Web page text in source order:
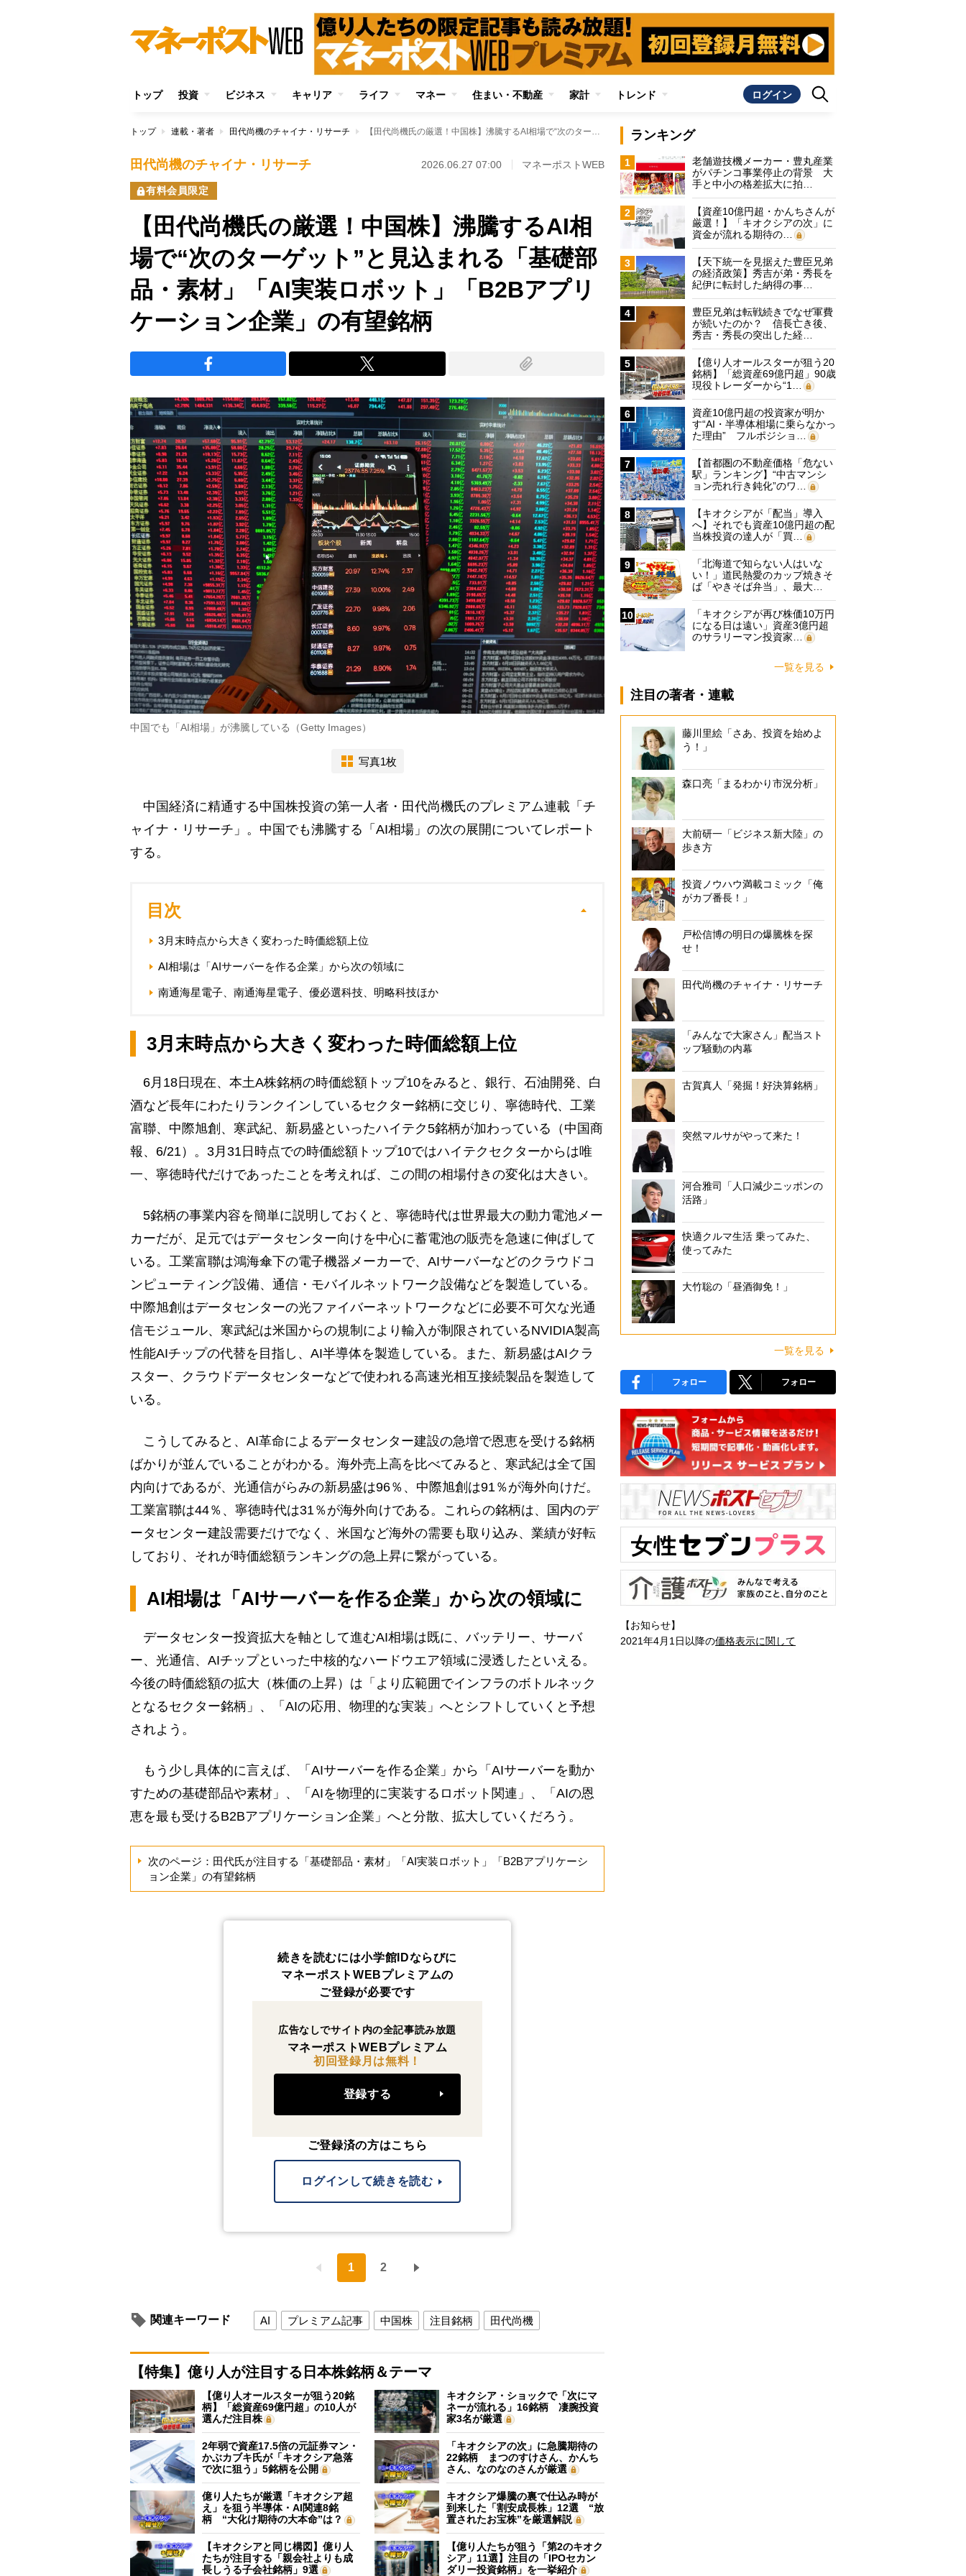
トップ 投資 ビジネス キャリア ライフ マネー 住まい・不動産 家計 トレンド ログイン
トップ 連載・著者 田代尚機のチャイナ・リサーチ 【田代尚機氏の厳選！中国株】沸騰するAI相場で“次のターゲット”と見込まれる「基礎部品・素材」「AI実装ロボット」「B2Bアプリケーション企業」の有望銘柄
田代尚機のチャイナ・リサーチ 2026.06.27 07:00 マネーポストWEB
有料会員限定
【田代尚機氏の厳選！中国株】沸騰するAI相
場で“次のターゲット”と見込まれる「基礎部
品・素材」「AI実装ロボット」「B2Bアプリ
ケーション企業」の有望銘柄
中国でも「AI相場」が沸騰している（Getty Images）
写真1枚
中国経済に精通する中国株投資の第一人者・田代尚機氏のプレミアム連載「チ
ャイナ・リサーチ」。中国でも沸騰する「AI相場」の次の展開についてレポート
する。
目次
3月末時点から大きく変わった時価総額上位
AI相場は「AIサーバーを作る企業」から次の領域に
南通海星電子、南通海星電子、優必選科技、明略科技ほか
3月末時点から大きく変わった時価総額上位
6月18日現在、本土A株銘柄の時価総額トップ10をみると、銀行、石油開発、白
酒など長年にわたりランクインしているセクター銘柄に交じり、寧徳時代、工業
富聯、中際旭創、寒武紀、新易盛といったハイテク5銘柄が加わっている（中国商
報、6/21）。3月31日時点での時価総額トップ10ではハイテクセクターからは唯
一、寧徳時代だけであったことを考えれば、この間の相場付きの変化は大きい。
5銘柄の事業内容を簡単に説明しておくと、寧徳時代は世界最大の動力電池メー
カーだが、足元ではデータセンター向けを中心に蓄電池の販売を急速に伸ばして
いる。工業富聯は鴻海傘下の電子機器メーカーで、AIサーバーなどのクラウドコ
ンピューティング設備、通信・モバイルネットワーク設備などを製造している。
中際旭創はデータセンターの光ファイバーネットワークなどに必要不可欠な光通
信モジュール、寒武紀は米国からの規制により輸入が制限されているNVIDIA製高
性能AIチップの代替を目指し、AI半導体を製造している。また、新易盛はAIクラ
スター、クラウドデータセンターなどで使われる高速光相互接続製品を製造して
いる。
こうしてみると、AI革命によるデータセンター建設の急増で恩恵を受ける銘柄
ばかりが並んでいることがわかる。海外売上高を比べてみると、寒武紀は全て国
内向けであるが、光通信がらみの新易盛は96％、中際旭創は91％が海外向けだ。
工業富聯は44％、寧徳時代は31％が海外向けである。これらの銘柄は、国内のデ
ータセンター建設需要だけでなく、米国など海外の需要も取り込み、業績が好転
しており、それが時価総額ランキングの急上昇に繋がっている。
AI相場は「AIサーバーを作る企業」から次の領域に
データセンター投資拡大を軸として進むAI相場は既に、バッテリー、サーバ
ー、光通信、AIチップといった中核的なハードウエア領域に浸透したといえる。
今後の時価総額の拡大（株価の上昇）は「より広範囲でインフラのボトルネック
となるセクター銘柄」、「AIの応用、物理的な実装」へとシフトしていくと予想
されよう。
もう少し具体的に言えば、「AIサーバーを作る企業」から「AIサーバーを動か
すための基礎部品や素材」、「AIを物理的に実装するロボット関連」、「AIの恩
恵を最も受けるB2Bアプリケーション企業」へと分散、拡大していくだろう。
次のページ：田代氏が注目する「基礎部品・素材」「AI実装ロボット」「B2Bアプリケーシ
ョン企業」の有望銘柄
続きを読むには小学館IDならびに
マネーポストWEBプレミアムの
ご登録が必要です
広告なしでサイト内の全記事読み放題
マネーポストWEBプレミアム
初回登録月は無料！
登録する
ご登録済の方はこちら
ログインして続きを読む
1 2
関連キーワード AI プレミアム記事 中国株 注目銘柄 田代尚機
【特集】億り人が注目する日本株銘柄＆テーマ
【億り人オールスターが狙う20銘
柄】「総資産69億円超」の10人が
選んだ注目株
キオクシア・ショックで「次にマ
ネーが流れる」16銘柄 凄腕投資
家3名が厳選
2年弱で資産17.5倍の元証券マン・
かぶカブキ氏が「キオクシア急落
で次に狙う」5銘柄を公開
「キオクシアの次」に急騰期待の
22銘柄 まつのすけさん、かんち
さん、なのなのさんが厳選
億り人たちが厳選「キオクシア超
え」を狙う半導体・AI関連8銘
柄 “大化け期待の大本命”は？
キオクシア爆騰の裏で仕込み時が
到来した「割安成長株」12選 “放
置されたお宝株”を厳選解説
【キオクシアと同じ構図】億り人
たちが注目する「親会社よりも成
長しうる子会社銘柄」9選
【億り人たちが狙う「第2のキオク
シア」11選】注目の「IPOセカン
ダリー投資銘柄」を一挙紹介
ランキング
1
老舗遊技機メーカー・豊丸産業
がパチンコ事業停止の背景 大
手と中小の格差拡大に拍…
2
【資産10億円超・かんちさんが
厳選！】「キオクシアの次」に
資金が流れる期待の…
3
【天下統一を見据えた豊臣兄弟
の経済政策】秀吉が弟・秀長を
紀伊に転封した納得の事…
4
豊臣兄弟は転戦続きでなぜ軍費
が続いたのか？ 信長亡き後、
秀吉・秀長の突出した経…
5
【億り人オールスターが狙う20
銘柄】「総資産69億円超」90歳
現役トレーダーから“1…
6
資産10億円超の投資家が明か
す“AI・半導体相場に乗らなかっ
た理由” フルポジショ…
7
【首都圏の不動産価格「危ない
駅」ランキング】“中古マンシ
ョン売れ行き鈍化”のワ…
8
【キオクシアが「配当」導入
へ】それでも資産10億円超の配
当株投資の達人が「買…
9
「北海道で知らない人はいな
い！」道民熱愛のカップ焼きそ
ば「やきそば弁当」、最大…
10
「キオクシアが再び株価10万円
になる日は遠い」資産3億円超
のサラリーマン投資家…
一覧を見る
注目の著者・連載
藤川里絵「さあ、投資を始めよ
う！」
森口亮「まるわかり市況分析」
大前研一「ビジネス新大陸」の
歩き方
投資ノウハウ満載コミック「俺
がカブ番長！」
戸松信博の明日の爆騰株を探
せ！
田代尚機のチャイナ・リサーチ
「みんなで大家さん」配当スト
ップ騒動の内幕
古賀真人「発掘！好決算銘柄」
突然マルサがやって来た！
河合雅司「人口減少ニッポンの
活路」
快適クルマ生活 乗ってみた、
使ってみた
大竹聡の「昼酒御免！」
一覧を見る
フォロー フォロー
【お知らせ】
2021年4月1日以降の価格表示に関して